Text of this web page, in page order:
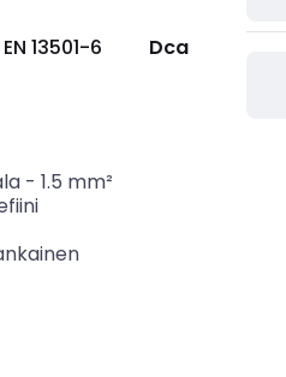
13501-6
Dca
- 1.5 mm²